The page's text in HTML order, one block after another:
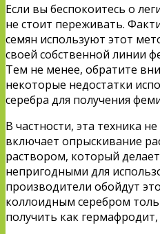
Если вы беспокоитесь о
не стоит переживать.
семян используют этот
своей собственной линии
Тем не менее, обратите
некоторые недостатки
серебра для получения
В частности, эта техника
включает опрыскивание
раствором, который
непригодными для
производители обойдут
коллоидным серебром
получить как